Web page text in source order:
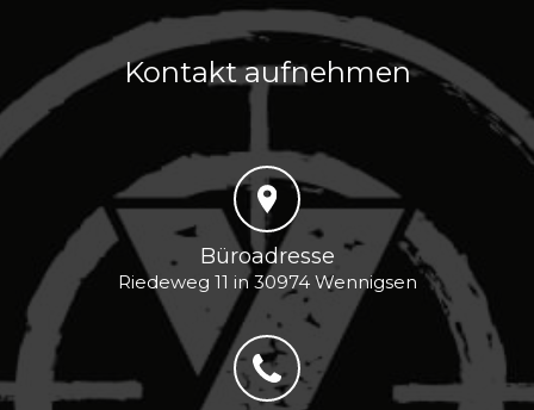
Kontakt aufnehmen
Büroadresse
Riedeweg 11 in 30974 Wennigsen